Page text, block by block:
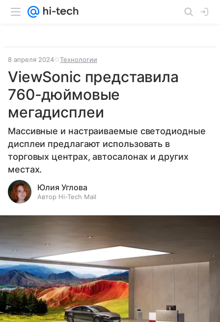
8 апреля 2024 Технологии
ViewSonic представила
760-дюймовые
мегадисплеи
Массивные и настраиваемые светодиодные
дисплеи предлагают использовать в
торговых центрах, автосалонах и других
местах.
Юлия Углова
Автор Hi-Tech Mail